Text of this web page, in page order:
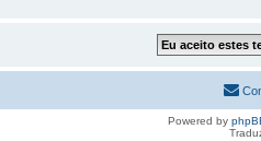
Powered by